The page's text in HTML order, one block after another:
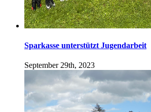
Sparkasse unterstützt Jugendarbeit
September 29th, 2023